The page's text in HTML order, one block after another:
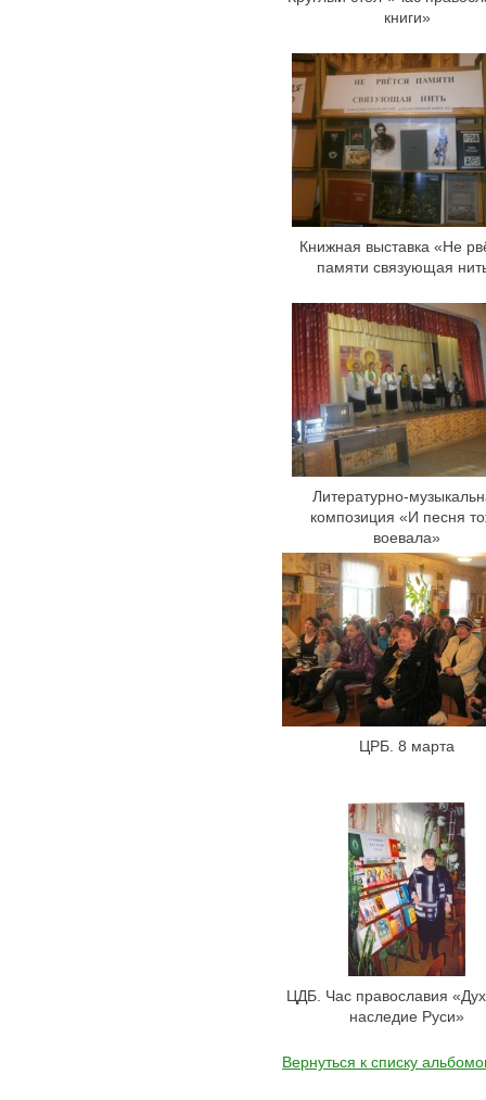
книги»
Книжная выставка «Не
памяти связующая
Литературно-
композиция «И песня
воевала»
ЦРБ. 8 марта
ЦДБ. Час православия
наследие Руси»
Вернуться к списку